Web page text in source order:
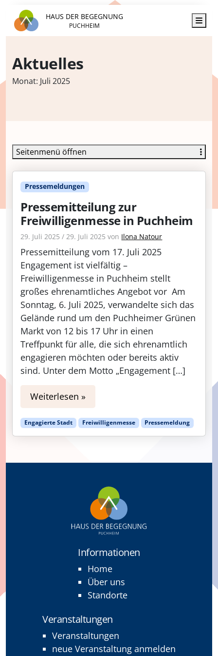
HAUS DER BEGEGNUNG
PUCHHEIM
Aktuelles
Monat: Juli 2025
Pressemeldungen
Pressemitteilung zur
Freiwilligenmesse in Puchheim
29. Juli 2025 / 29. Juli 2025 von Ilona Natour
Pressemitteilung vom 17. Juli 2025
Engagement ist vielfältig –
Freiwilligenmesse in Puchheim stellt
großes ehrenamtliches Angebot vor Am
Sonntag, 6. Juli 2025, verwandelte sich das
Gelände rund um den Puchheimer Grünen
Markt von 12 bis 17 Uhr in einen
Treffpunkt für alle, die sich ehrenamtlich
engagieren möchten oder bereits aktiv
sind. Unter dem Motto „Engagement […]
Weiterlesen »
Engagierte Stadt Freiwilligenmesse Pressemeldung
Seitenmenü öffnen
Informationen
Home
Über uns
Standorte
Veranstaltungen
Veranstaltungen
neue Veranstaltung anmelden